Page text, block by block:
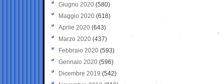
Giugno 2020 (580)
Maggio 2020 (618)
Aprile 2020 (643)
Marzo 2020 (437)
Febbraio 2020 (593)
Gennaio 2020 (596)
Dicembre 2019 (542)